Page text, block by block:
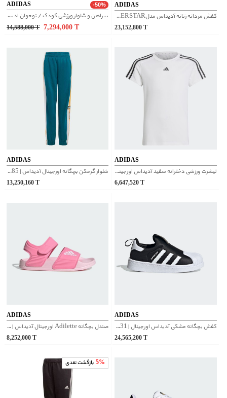
ADIDAS -50%
پیراهن و شلوار ورزشی کودک / نوجوان ادیداس
14,588,000 T 7,294,000
ADIDAS
کفش مردانه زنانه آدیداس مدلSUPERSTAR کد IG8574
23,152,800
ADIDAS
شلوار گرمکن بچگانه اورجینال آدیداس | IX5185
13,250,160
ADIDAS
تیشرت ورزشی دخترانه سفید آدیداس اورجینال | HR5774
6,647,520
ADIDAS
صندل بچگانه Adilette اورجینال آدیداس | IH3634
8,252,000
ADIDAS
کفش بچگانه مشکی آدیداس اورجینال | GX3231
24,565,200
5% بازگشت نقدی